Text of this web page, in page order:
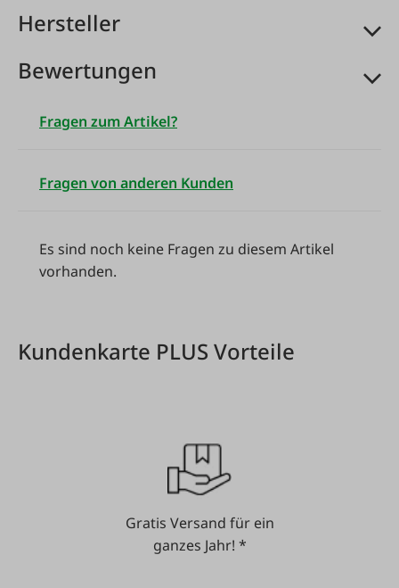
Hersteller
Bewertungen
Fragen zum Artikel?
Fragen von anderen Kunden
Es sind noch keine Fragen zu diesem Artikel
vorhanden.
Kundenkarte PLUS Vorteile
Gratis Versand für ein
ganzes Jahr! *